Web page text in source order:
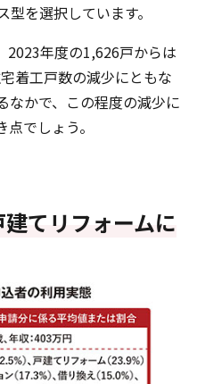
を選択しています。
2023年度の1,626戸からは
着工戸数の減少にともな
なかで、この程度の減少に
でしょう。
てリフォームに